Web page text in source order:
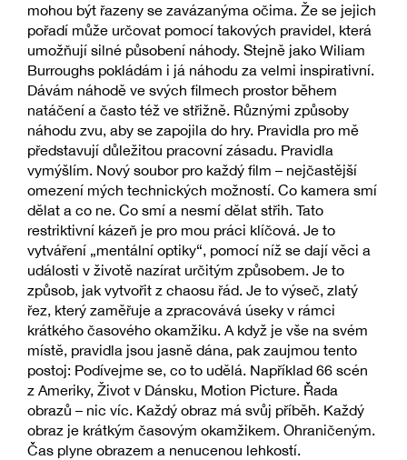
mohou být řazeny se zavázanýma očima. Že se jejich
pořadí může určovat pomocí takových pravidel, která
umožňují silné působení náhody. Stejně jako Wiliam
Burroughs pokládám i já náhodu za velmi inspirativní.
Dávám náhodě ve svých filmech prostor během
natáčení a často též ve střižně. Různými způsoby
náhodu zvu, aby se zapojila do hry. Pravidla pro mě
představují důležitou pracovní zásadu. Pravidla
vymýšlím. Nový soubor pro každý film – nejčastější
omezení mých technických možností. Co kamera smí
dělat a co ne. Co smí a nesmí dělat střih. Tato
restriktivní kázeň je pro mou práci klíčová. Je to
vytváření „mentální optiky“, pomocí níž se dají věci a
události v životě nazírat určitým způsobem. Je to
způsob, jak vytvořit z chaosu řád. Je to výseč, zlatý
řez, který zaměřuje a zpracovává úseky v rámci
krátkého časového okamžiku. A když je vše na svém
místě, pravidla jsou jasně dána, pak zaujmou tento
postoj: Podívejme se, co to udělá. Například 66 scén
z Ameriky, Život v Dánsku, Motion Picture. Řada
obrazů – nic víc. Každý obraz má svůj příběh. Každý
obraz je krátkým časovým okamžikem. Ohraničeným.
Čas plyne obrazem a nenucenou lehkostí.